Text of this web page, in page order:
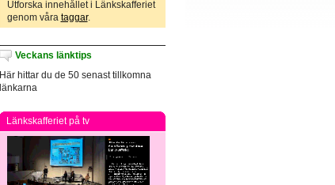
Utforska innehållet i Länkskafferiet
genom våra taggar.
Veckans länktips
Här hittar du de 50 senast tillkomna
länkarna
Länkskafferiet på tv